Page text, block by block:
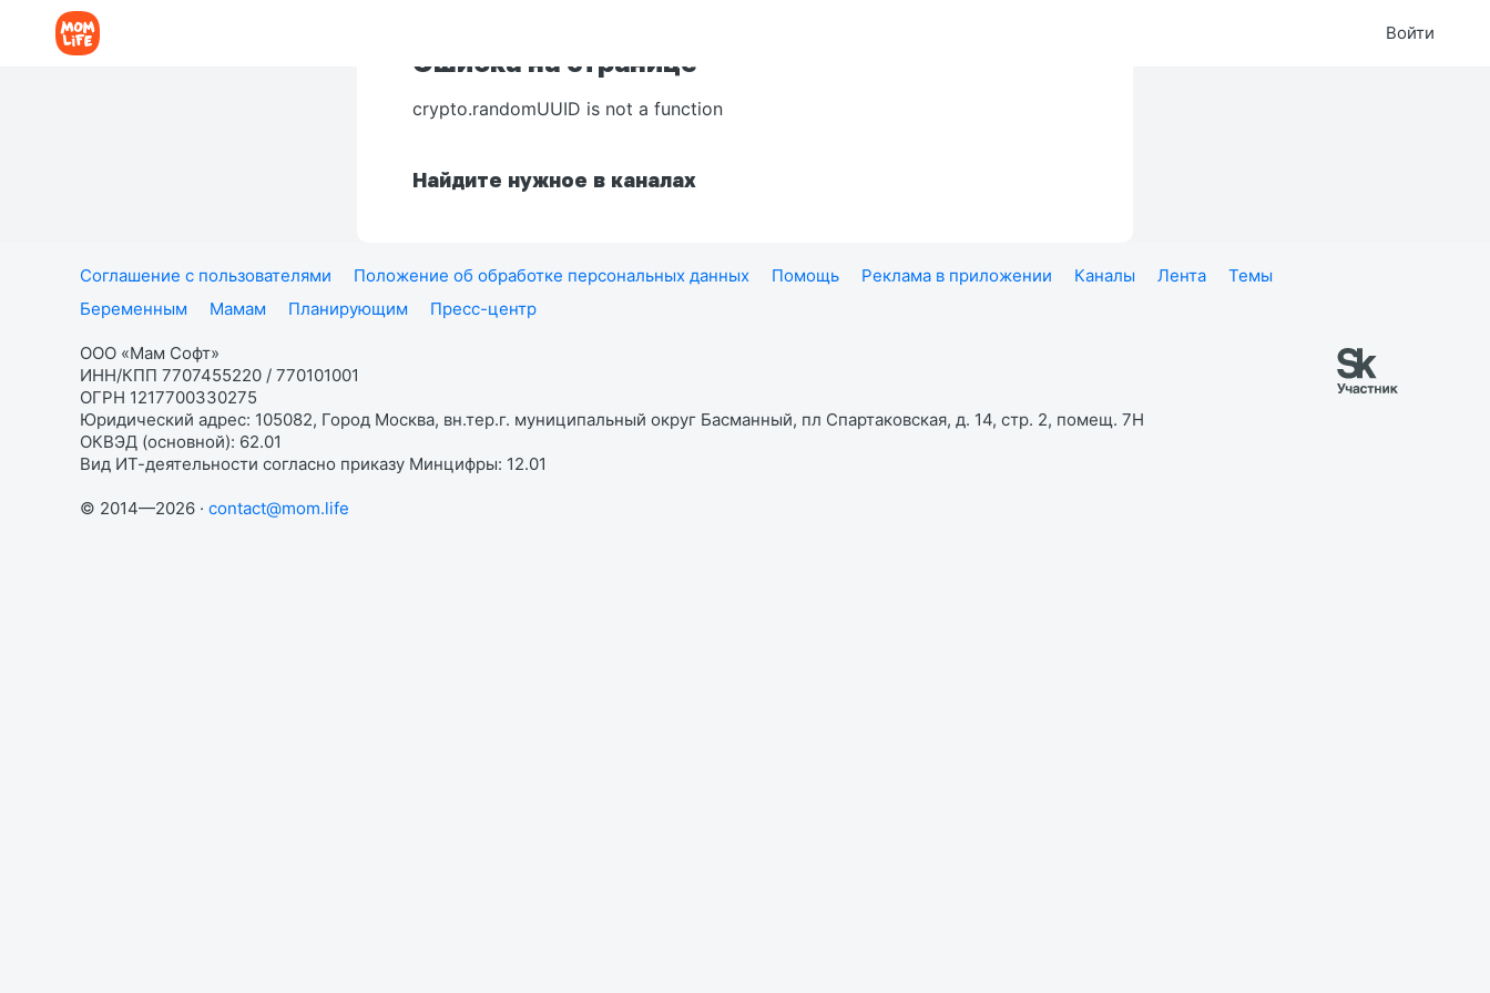
Войти
Ошибка на странице
crypto.randomUUID is not a function
Найдите нужное в каналах
Соглашение с пользователями Положение об обработке персональных данных Помощь Реклама в приложении Каналы Лента
Темы
Беременным
Мамам Планирующим Пресс-центр
ООО «Мам Софт»
ИНН/КПП 7707455220 / 770101001
ОГРН 1217700330275
Юридический адрес: 105082, Город Москва, вн.тер.г. муниципальный округ Басманный, пл Спартаковская, д. 14, стр. 2, помещ. 7Н
ОКВЭД (основной): 62.01
Вид ИТ-деятельности согласно приказу Минцифры: 12.01
© 2014—2026 · contact@mom.life